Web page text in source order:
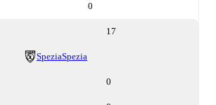
0
17
SpeziaSpezia
0